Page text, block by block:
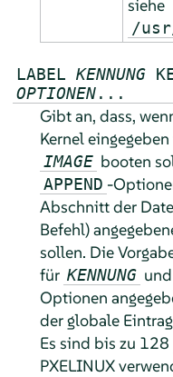
siehe
/
LABEL KENNUNG
OPTIONEN...
Gibt an, dass,
Kernel
IMAGE booten
APPEND -
Abschnitt der
Befehl)
sollen. Die
für KENNUNG
Optionen
der globale
Es sind bis zu 128
PXELINUX